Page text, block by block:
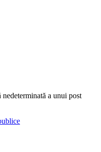
a unui post